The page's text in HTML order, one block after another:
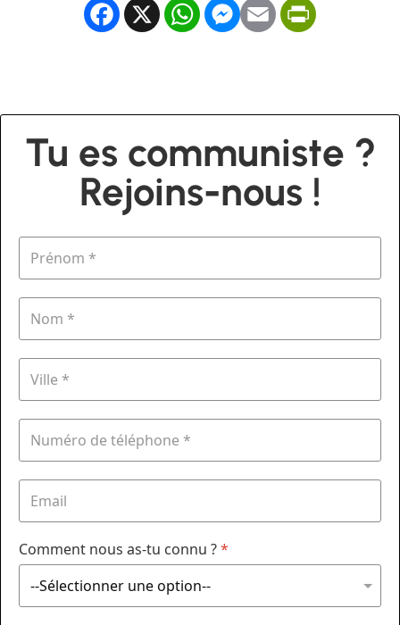
Facebook
X WhatsApp
Messenger
Email
Tu es communiste ?
Rejoins-nous !
Comment nous as-tu connu ?*